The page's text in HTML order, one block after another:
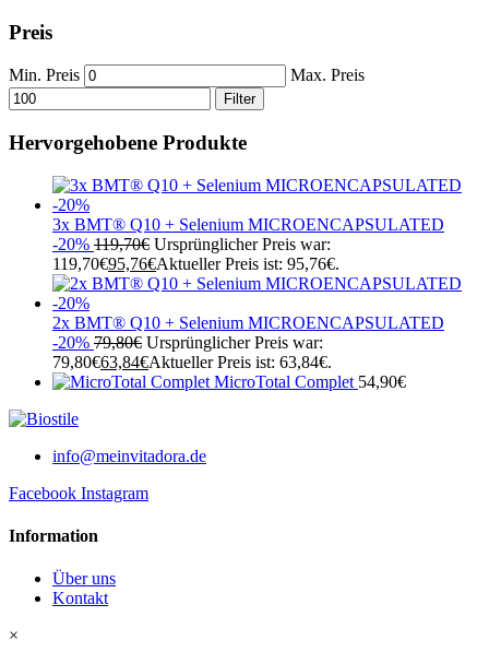
Preis
Min. Preis Max. Preis
Filter
Hervorgehobene Produkte
3x BMT® Q10 + Selenium MICROENCAPSULATED
-20% 119,70€ Ursprünglicher Preis war:
119,70€95,76€Aktueller Preis ist: 95,76€.
2x BMT® Q10 + Selenium MICROENCAPSULATED
-20% 79,80€ Ursprünglicher Preis war:
79,80€63,84€Aktueller Preis ist: 63,84€.
MicroTotal Complet 54,90€
info@meinvitadora.de
Facebook Instagram
Information
Über uns
Kontakt
×